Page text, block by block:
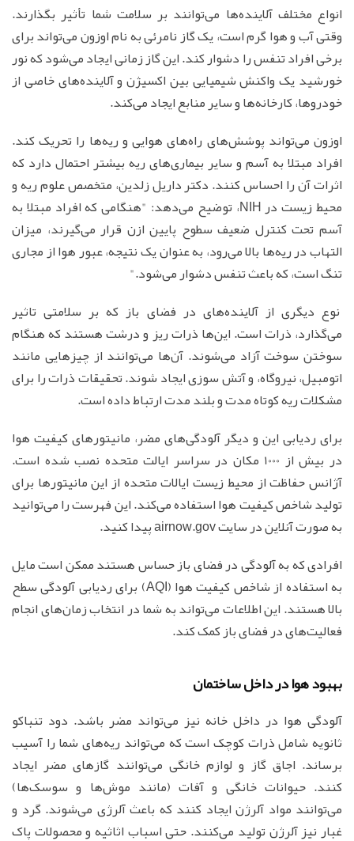
انواع مختلف آلاینده‌ها می‌توانند بر سلامت شما تأثیر بگذارند.
وقتی آب و هوا گرم است، یک گاز نامرئی به نام اوزون می‌تواند برای
برخی افراد تنفس را دشوار کند. این گاز زمانی ایجاد می‌شود که نور
خورشید یک واکنش شیمیایی بین اکسیژن و آلاینده‌های خاصی از
خودروها، کارخانه‌ها و سایر منابع ایجاد می‌کند.
اوزون می‌تواند پوشش‌های راه‌های هوایی و ریه‌ها را تحریک کند.
افراد مبتلا به آسم و سایر بیماری‌های ریه بیشتر احتمال دارد که
اثرات آن را احساس کنند. دکتر داریل زلدین، متخصص علوم ریه و
محیط زیست در NIH، توضیح می‌دهد: "هنگامی که افراد مبتلا به
آسم تحت کنترل ضعیف سطوح پایین ازن قرار می‌گیرند، میزان
التهاب در ریه‌ها بالا می‌رود، به عنوان یک نتیجه، عبور هوا از مجاری
تنگ است، که باعث تنفس دشوار می‌شود."
نوع دیگری از آلاینده‌های در فضای باز که بر سلامتی تاثیر
می‌گذارد، ذرات است. این‌ها ذرات ریز و درشت هستند که هنگام
سوختن سوخت آزاد می‌شوند. آن‌ها می‌توانند از چیزهایی مانند
اتومبیل، نیروگاه، و آتش سوزی ایجاد شوند. تحقیقات ذرات را برای
مشکلات ریه کوتاه مدت و بلند مدت ارتباط داده است.
برای ردیابی این و دیگر آلودگی‌های مضر، مانیتورهای کیفیت هوا
در بیش از 1000 مکان در سراسر ایالت متحده نصب شده است.
آژانس حفاظت از محیط زیست ایالات متحده از این مانیتورها برای
تولید شاخص کیفیت هوا استفاده می‌کند. این فهرست را می‌توانید
به صورت آنلاین در سایت airnow.gov پیدا کنید.
افرادی که به آلودگی در فضای باز حساس هستند ممکن است مایل
به استفاده از شاخص کیفیت هوا (AQI) برای ردیابی آلودگی سطح
بالا هستند. این اطلاعات می‌تواند به شما در انتخاب زمان‌های انجام
فعالیت‌های در فضای باز کمک کند.
بهبود هوا در داخل ساختمان
آلودگی هوا در داخل خانه نیز می‌تواند مضر باشد. دود تنباکو
ثانویه شامل ذرات کوچک است که می‌تواند ریه‌های شما را آسیب
برساند. اجاق گاز و لوازم خانگی می‌توانند گازهای مضر ایجاد
کنند. حیوانات خانگی و آفات (مانند موش‌ها و سوسک‌ها)
می‌توانند مواد آلرژن ایجاد کنند که باعث آلرژی می‌شوند. گرد و
غبار نیز آلرژن تولید می‌کنند. حتی اسباب اثاثیه و محصولات پاک